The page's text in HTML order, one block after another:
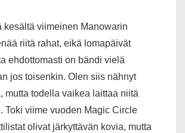
kesältä viimeinen Manowarin
riitä rahat, eikä lomapäivät
ehdottomasti on bändi vielä
jos toisenkin. Olen siis nähnyt
mutta todella vaikea laittaa niitä
Toki viime vuoden Magic Circle
olivat järkyttävän kovia, mutta